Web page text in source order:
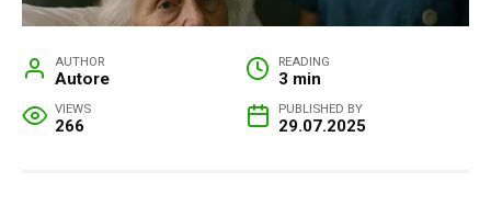
AUTHOR
Autore
READING
3 min
VIEWS
266
PUBLISHED BY
29.07.2025